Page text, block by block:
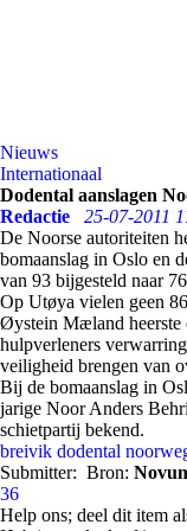
Nieuws
Internationaal
Dodental aanslagen
Redactie
25-07-2011
De Noorse autoriteiten
bomaanslag in Oslo en
van 93 bijgesteld naar
Op Utøya vielen geen
Øystein Mæland heerste
hulpverleners
veiligheid brengen van
Bij de bomaanslag in
jarige Noor Anders
schietpartij bekend.
breivik dodental
Submitter: Bron:
36
Help ons; deel dit item